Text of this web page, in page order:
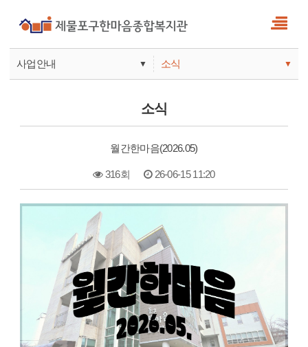
사업안내 ▼
기관안내
소식 ▼
서비스
참여
소식
월간한마음(2026.05)
316회 26-06-15 11:20
본문